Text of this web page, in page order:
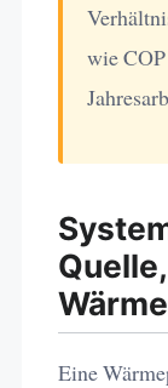
wie
Eine